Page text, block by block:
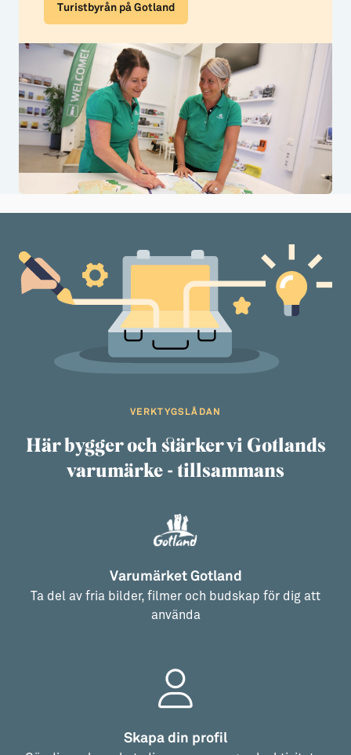
Turistbyrån på Gotland
VERKTYGSLÅDAN
Här bygger och stärker vi Gotlands
varumärke - tillsammans
Varumärket Gotland
Ta del av fria bilder, filmer och budskap för dig att
använda
Skapa din profil